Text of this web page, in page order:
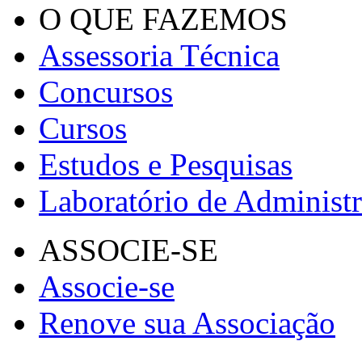
O QUE FAZEMOS
Assessoria Técnica
Concursos
Cursos
Estudos e Pesquisas
Laboratório de
ASSOCIE-SE
Associe-se
Renove sua Associação